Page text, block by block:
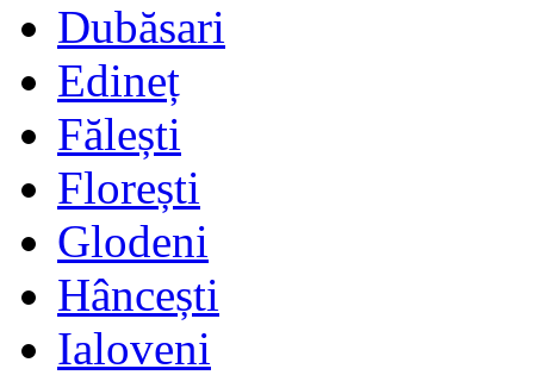
Dubăsari
Edineț
Fălești
Florești
Glodeni
Hâncești
Ialoveni